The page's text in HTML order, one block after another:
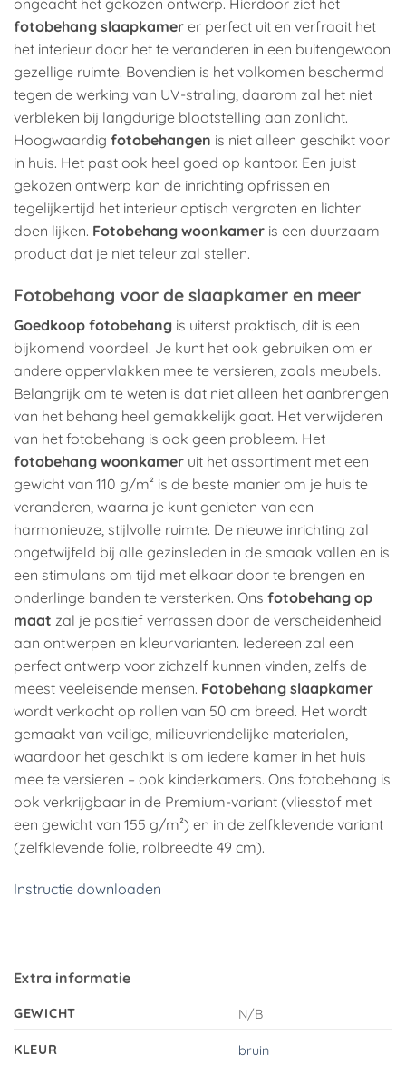
fotobehang slaapkamer er perfect uit en verfraait het
het interieur door het te veranderen in een buitengewoon
gezellige ruimte. Bovendien is het volkomen beschermd
tegen de werking van UV-straling, daarom zal het niet
verbleken bij langdurige blootstelling aan zonlicht.
Hoogwaardig fotobehangen is niet alleen geschikt voor
in huis. Het past ook heel goed op kantoor. Een juist
gekozen ontwerp kan de inrichting opfrissen en
tegelijkertijd het interieur optisch vergroten en lichter
doen lijken. Fotobehang woonkamer is een duurzaam
product dat je niet teleur zal stellen.
Fotobehang voor de slaapkamer en meer
Goedkoop fotobehang is uiterst praktisch, dit is een
bijkomend voordeel. Je kunt het ook gebruiken om er
andere oppervlakken mee te versieren, zoals meubels.
Belangrijk om te weten is dat niet alleen het aanbrengen
van het behang heel gemakkelijk gaat. Het verwijderen
van het fotobehang is ook geen probleem. Het
fotobehang woonkamer uit het assortiment met een
gewicht van 110 g/m² is de beste manier om je huis te
veranderen, waarna je kunt genieten van een
harmonieuze, stijlvolle ruimte. De nieuwe inrichting zal
ongetwijfeld bij alle gezinsleden in de smaak vallen en is
een stimulans om tijd met elkaar door te brengen en
onderlinge banden te versterken. Ons fotobehang op
maat zal je positief verrassen door de verscheidenheid
aan ontwerpen en kleurvarianten. Iedereen zal een
perfect ontwerp voor zichzelf kunnen vinden, zelfs de
meest veeleisende mensen. Fotobehang slaapkamer
wordt verkocht op rollen van 50 cm breed. Het wordt
gemaakt van veilige, milieuvriendelijke materialen,
waardoor het geschikt is om iedere kamer in het huis
mee te versieren – ook kinderkamers. Ons fotobehang is
ook verkrijgbaar in de Premium-variant (vliesstof met
een gewicht van 155 g/m²) en in de zelfklevende variant
(zelfklevende folie, rolbreedte 49 cm).
Instructie downloaden
Extra informatie
GEWICHT N/B
KLEUR bruin